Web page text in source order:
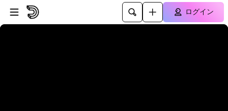
プレイヤーにスキップ
メインコンテンツにスキップ
ログイン